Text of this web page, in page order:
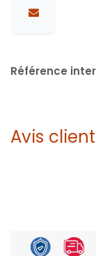
Référence
Avis